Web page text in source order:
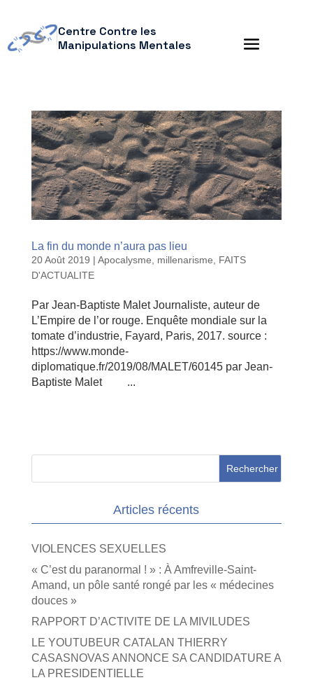
Centre Contre les
Manipulations Mentales
La fin du monde n’aura pas lieu
20 Août 2019 | Apocalysme, millenarisme
FAITS
D'ACTUALITE
Par Jean-Baptiste Malet Journaliste, auteur de
L’Empire de l’or rouge. Enquête mondiale sur la
tomate d’industrie, Fayard, Paris, 2017. source :
https://www.monde-
diplomatique.fr/2019/08/MALET/60145 par Jean-
Baptiste Malet ...
Articles récents
VIOLENCES SEXUELLES
« C’est du paranormal ! » : À Amfreville-Saint-
Amand, un pôle santé rongé par les « médecines
douces »
RAPPORT D’ACTIVITE DE LA MIVILUDES
LE YOUTUBEUR CATALAN THIERRY
CASASNOVAS ANNONCE SA CANDIDATURE A
LA PRESIDENTIELLE